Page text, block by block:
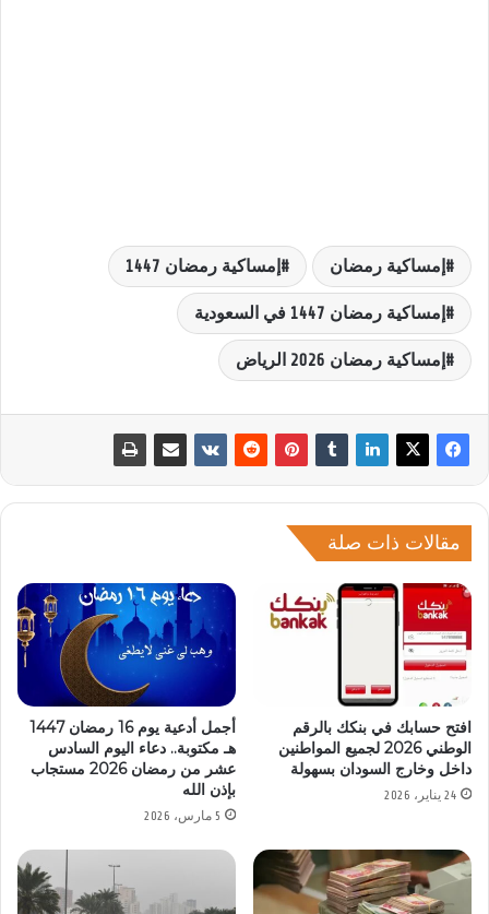
إمساكية رمضان إمساكية رمضان 1447
إمساكية رمضان 1447 في السعودية
إمساكية رمضان 2026 الرياض
مقالات ذات صلة
افتح حسابك في بنكك بالرقم
الوطني 2026 لجميع المواطنين
داخل وخارج السودان بسهولة
24 يناير، 2026
أجمل أدعية يوم 16 رمضان 1447
هـ مكتوبة.. دعاء اليوم السادس
عشر من رمضان 2026 مستجاب
بإذن الله
5 مارس، 2026